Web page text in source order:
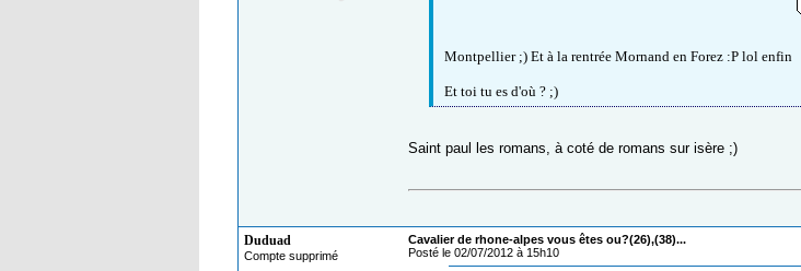
Montpellier ;) Et à la rentrée Mornand en Forez :P lol enfin
Et toi tu es d'où ? ;)
Saint paul les romans, à coté de romans sur isère ;)
Duduad
Compte supprimé
Cavalier de rhone-alpes vous êtes ou?(26),(38)...
Posté le 02/07/2012 à 15h10